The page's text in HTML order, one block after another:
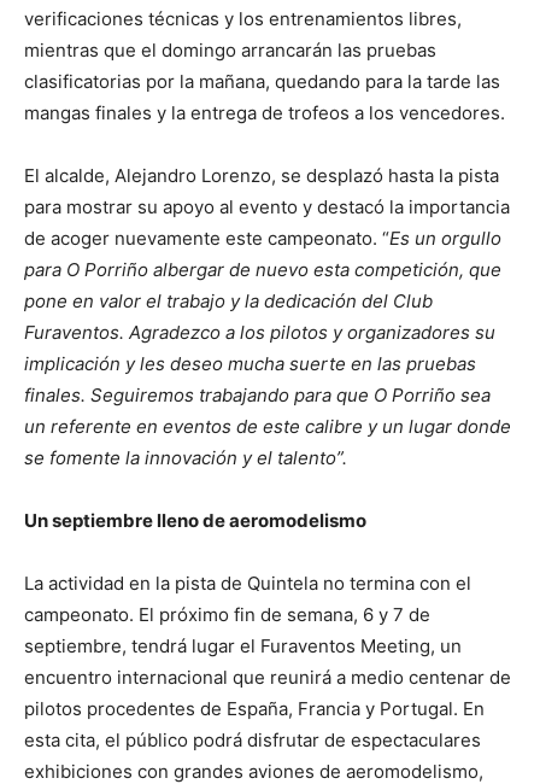
verificaciones técnicas y los entrenamientos libres,
mientras que el domingo arrancarán las pruebas
clasificatorias por la mañana, quedando para la tarde las
mangas finales y la entrega de trofeos a los vencedores.
El alcalde, Alejandro Lorenzo, se desplazó hasta la pista
para mostrar su apoyo al evento y destacó la importancia
de acoger nuevamente este campeonato. “Es un orgullo
para O Porriño albergar de nuevo esta competición, que
pone en valor el trabajo y la dedicación del Club
Furaventos. Agradezco a los pilotos y organizadores su
implicación y les deseo mucha suerte en las pruebas
finales. Seguiremos trabajando para que O Porriño sea
un referente en eventos de este calibre y un lugar donde
se fomente la innovación y el talento”.
Un septiembre lleno de aeromodelismo
La actividad en la pista de Quintela no termina con el
campeonato. El próximo fin de semana, 6 y 7 de
septiembre, tendrá lugar el Furaventos Meeting, un
encuentro internacional que reunirá a medio centenar de
pilotos procedentes de España, Francia y Portugal. En
esta cita, el público podrá disfrutar de espectaculares
exhibiciones con grandes aviones de aeromodelismo,